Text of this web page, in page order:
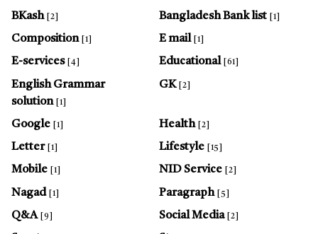
BKash [2] Bangladesh Bank list [1]
Composition [1] E mail [1]
E-services [4] Educational [61]
English Grammar
solution
[1]
GK [2]
Google [1] Health [2]
Letter [1] Lifestyle [15]
Mobile [1] NID Service [2]
Nagad [1] Paragraph [5]
Q&A [9] Social Media [2]